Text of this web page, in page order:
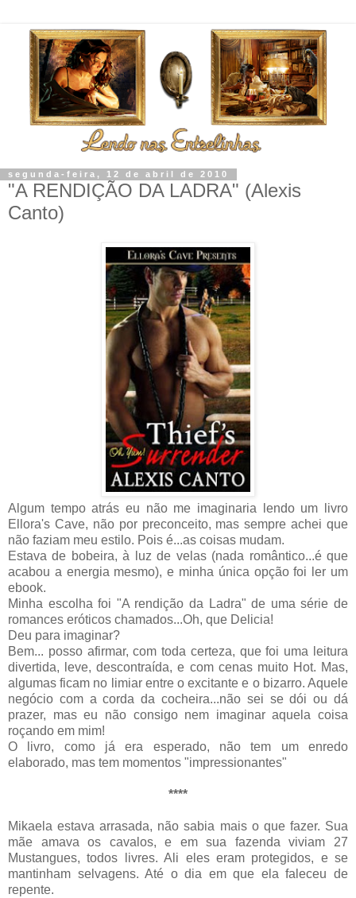
segunda-feira, 12 de abril de 2010
"A RENDIÇÃO DA LADRA" (Alexis
Canto)
Algum tempo atrás eu não me imaginaria lendo um livro
Ellora's Cave, não por preconceito, mas sempre achei que
não faziam meu estilo. Pois é...as coisas mudam.
Estava de bobeira, à luz de velas (nada romântico...é que
acabou a energia mesmo), e minha única opção foi ler um
ebook.
Minha escolha foi "A rendição da Ladra" de uma série de
romances eróticos chamados...Oh, que Delicia!
Deu para imaginar?
Bem... posso afirmar, com toda certeza, que foi uma leitura
divertida, leve, descontraída, e com cenas muito Hot. Mas,
algumas ficam no limiar entre o excitante e o bizarro. Aquele
negócio com a corda da cocheira...não sei se dói ou dá
prazer, mas eu não consigo nem imaginar aquela coisa
roçando em mim!
O livro, como já era esperado, não tem um enredo
elaborado, mas tem momentos "impressionantes"
****
Mikaela estava arrasada, não sabia mais o que fazer. Sua
mãe amava os cavalos, e em sua fazenda viviam 27
Mustangues, todos livres. Ali eles eram protegidos, e se
mantinham selvagens. Até o dia em que ela faleceu de
repente.